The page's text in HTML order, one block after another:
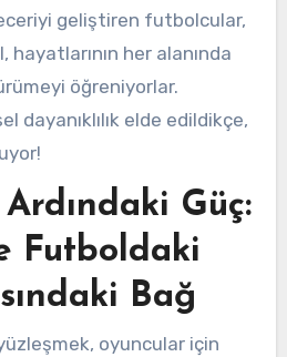
geliştiren futbolcular,
her alanında
öğreniyorlar.
dayanıklılık elde edildikçe,
Ardındaki Güç:
Futboldaki
Bağ
oyuncular için